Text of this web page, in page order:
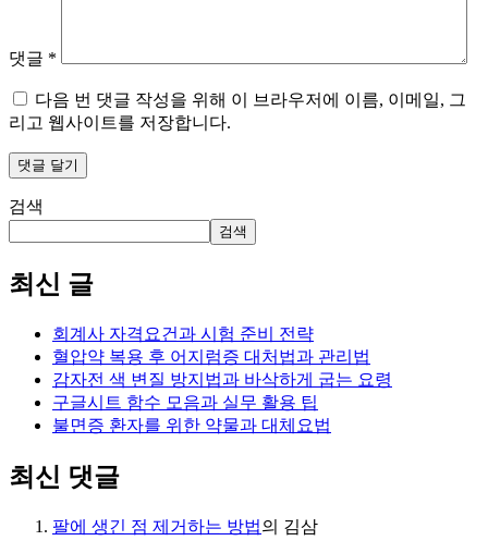
댓글 *
다음 번 댓글 작성을 위해 이 브라우저에 이름, 이메일, 그
리고 웹사이트를 저장합니다.
검색
검색
최신 글
회계사 자격요건과 시험 준비 전략
혈압약 복용 후 어지럼증 대처법과 관리법
감자전 색 변질 방지법과 바삭하게 굽는 요령
구글시트 함수 모음과 실무 활용 팁
불면증 환자를 위한 약물과 대체요법
최신 댓글
팔에 생긴 점 제거하는 방법의 김삼